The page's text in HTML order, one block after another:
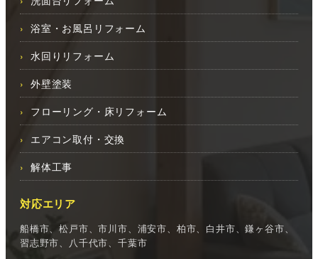
浴室・お風呂リフォーム
水回りリフォーム
外壁塗装
フローリング・床リフォーム
エアコン取付・交換
解体工事
対応エリア
船橋市、松戸市、市川市、浦安市、柏市、白井市、鎌ヶ谷市、
習志野市、八千代市、千葉市